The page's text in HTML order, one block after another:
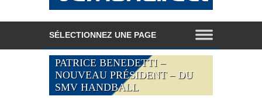
PATRICE BENEDETTI –
NOUVEAU PRÉSIDENT – DU
SMV HANDBALL